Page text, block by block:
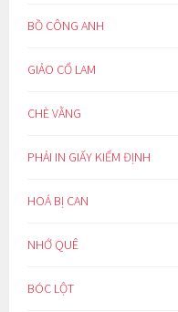
BỒ CÔNG ANH
GIẢO CỔ LAM
CHÈ VẰNG
PHẢI IN GIẤY KIỂM ĐỊNH
HOÁ BỊ CAN
NHỚ QUÊ
BÓC LỘT